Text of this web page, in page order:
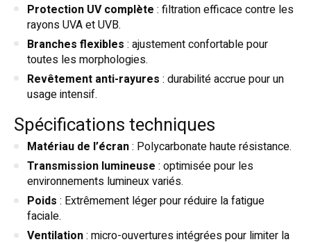
Protection UV complète : filtration efficace contre les
rayons UVA et UVB.
Branches flexibles : ajustement confortable pour
toutes les morphologies.
Revêtement anti-rayures : durabilité accrue pour un
usage intensif.
Spécifications techniques
Matériau de l’écran: Polycarbonate haute résistance.
Transmission lumineuse : optimisée pour les
environnements lumineux variés.
Poids : Extrêmement léger pour réduire la fatigue
faciale.
Ventilation: micro-ouvertures intégrées pour limiter la